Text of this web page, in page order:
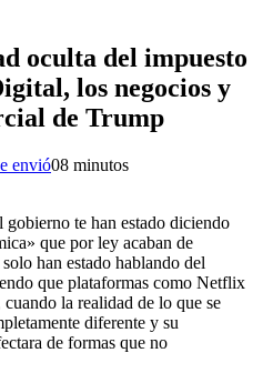
oculta del impuesto
los negocios y
de Trump
envió08 minutos
gobierno te han estado diciendo
que por ley acaban de
han estado hablando del
que plataformas como Netflix
la realidad de lo que se
diferente y su
de formas que no